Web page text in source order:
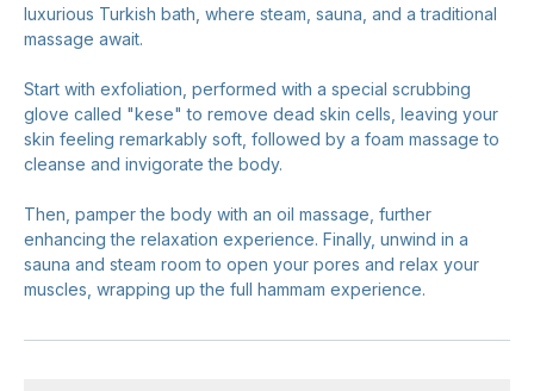
luxurious Turkish bath, where steam, sauna, and a traditional
massage await.
Start with exfoliation, performed with a special scrubbing
glove called "kese" to remove dead skin cells, leaving your
skin feeling remarkably soft, followed by a foam massage to
cleanse and invigorate the body.
Then, pamper the body with an oil massage, further
enhancing the relaxation experience. Finally, unwind in a
sauna and steam room to open your pores and relax your
muscles, wrapping up the full hammam experience.